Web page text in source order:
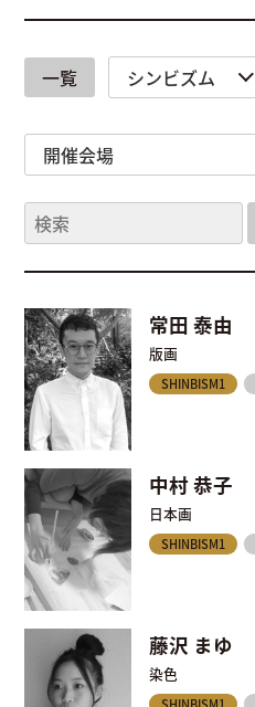
一覧
常田 泰由
版画
SHINBISM1
中村 恭子
日本画
SHINBISM1
藤沢 まゆ
染色
会場一覧